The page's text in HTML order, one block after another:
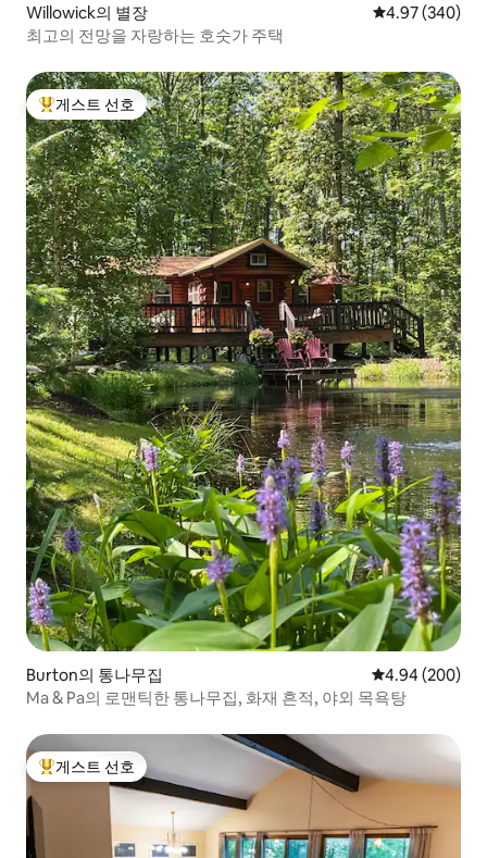
Willowick의 별장 평점 4.97점(5
4.97 (340)
최고의 전망을 자랑하는 호숫가 주택
상위 게스트 선호
게스트 선호
Burton의 통나무집 평점 4.94점(5
4.94 (200)
Ma & Pa의 로맨틱한 통나무집, 화재 흔적, 야외 목욕탕
상위 게스트 선호
게스트 선호